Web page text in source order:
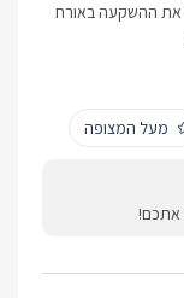
את ההשקעה באורח
מעל המצופה
אתכם!